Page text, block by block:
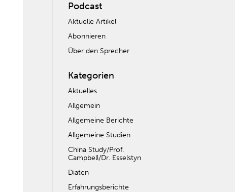
Podcast
Aktuelle Artikel
Abonnieren
Über den Sprecher
Kategorien
Aktuelles
Allgemein
Allgemeine Berichte
Allgemeine Studien
China Study/Prof.
Campbell/Dr. Esselstyn
Diäten
Erfahrungsberichte